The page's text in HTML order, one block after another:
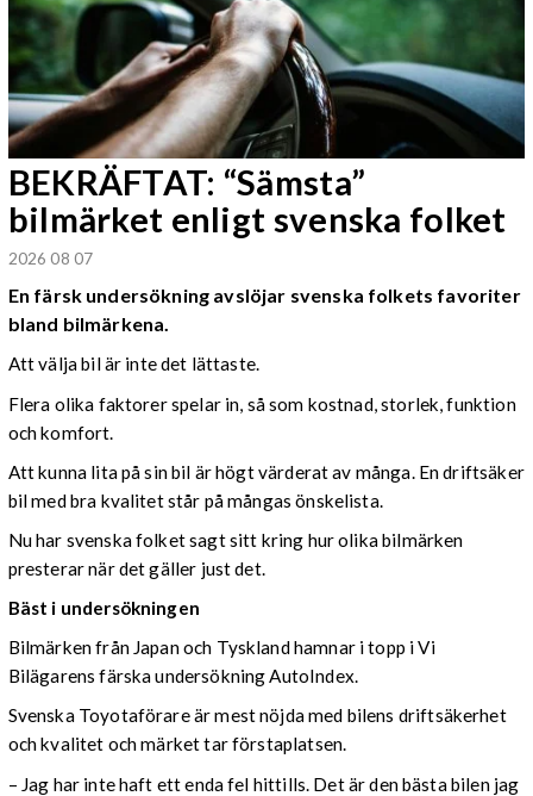
BEKRÄFTAT: “Sämsta”
bilmärket enligt svenska folket
2026 08 07
En färsk undersökning avslöjar svenska folkets favoriter
bland bilmärkena.
Att välja bil är inte det lättaste.
Flera olika faktorer spelar in, så som kostnad, storlek, funktion
och komfort.
Att kunna lita på sin bil är högt värderat av många. En driftsäker
bil med bra kvalitet står på mångas önskelista.
Nu har svenska folket sagt sitt kring hur olika bilmärken
presterar när det gäller just det.
Bäst i undersökningen
Bilmärken från Japan och Tyskland hamnar i topp i Vi
Bilägarens färska undersökning AutoIndex.
Svenska Toyotaförare är mest nöjda med bilens driftsäkerhet
och kvalitet och märket tar förstaplatsen.
– Jag har inte haft ett enda fel hittills. Det är den bästa bilen jag